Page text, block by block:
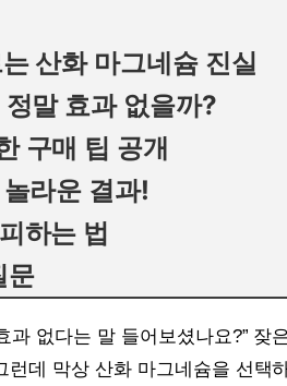
산화 마그네슘 진실
말 효과 없을까?
구매 팁 공개
라운 결과!
하는 법
문
과 없다는 말 들어보셨나요?”
데 막상 산화 마그네슘을 선택